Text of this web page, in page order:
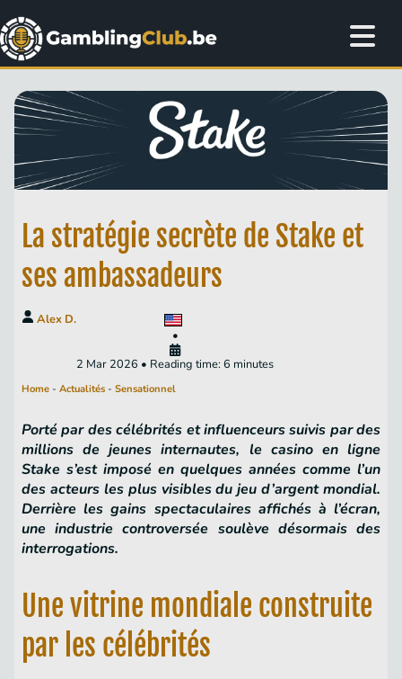
La stratégie secrète de Stake et
ses ambassadeurs
Alex D.
•
2 Mar 2026 • Reading time: 6 minutes
Home - Actualités - Sensationnel
Porté par des célébrités et influenceurs suivis par des
millions de jeunes internautes, le casino en ligne
Stake s’est imposé en quelques années comme l’un
des acteurs les plus visibles du jeu d’argent mondial.
Derrière les gains spectaculaires affichés à l’écran,
une industrie controversée soulève désormais des
interrogations.
Une vitrine mondiale construite
par les célébrités